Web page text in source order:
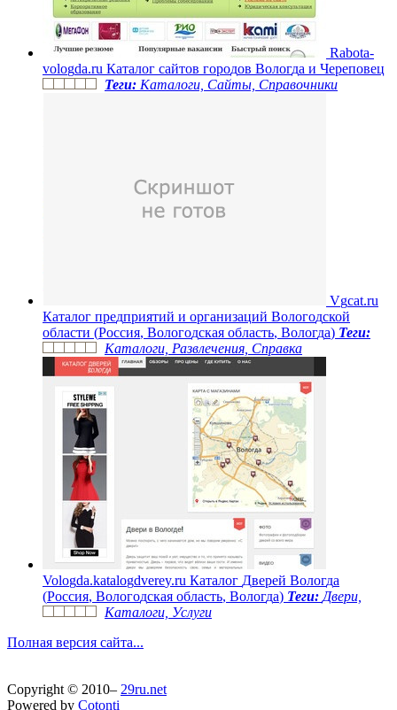
Rabota-
vologda.ru Каталог сайтов городов Вологда и Череповец
Теги: Каталоги, Сайты, Справочники
Vgcat.ru
Каталог предприятий и организаций Вологодской
области (Россия, Вологодская область, Вологда) Теги:
Каталоги, Развлечения, Справка
Vologda.katalogdverey.ru Каталог Дверей Вологда
(Россия, Вологодская область, Вологда) Теги: Двери,
Каталоги, Услуги
Полная версия сайта...
Copyright © 2010– 29ru.net
Powered by Cotonti